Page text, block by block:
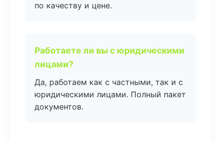
по качеству и цене.
Работаете ли вы с юридическими
лицами?
Да, работаем как с частными, так и с
юридическими лицами. Полный пакет
документов.